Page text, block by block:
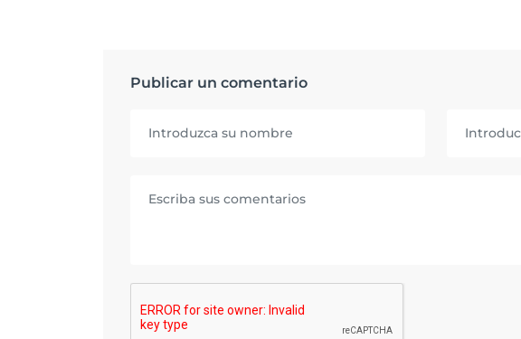
Publicar un comentario